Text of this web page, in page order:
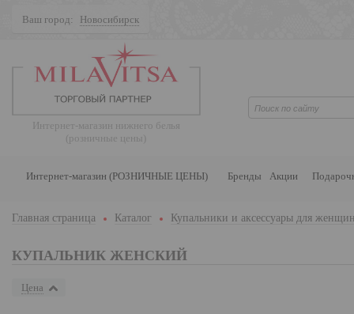
Ваш город: Новосибирск
Интернет-магазин нижнего белья
(розничные цены)
Интернет-магазин (РОЗНИЧНЫЕ ЦЕНЫ) Бренды Акции
Главная страница Каталог Купальники и аксессуары для
КУПАЛЬНИК ЖЕНСКИЙ
Цена